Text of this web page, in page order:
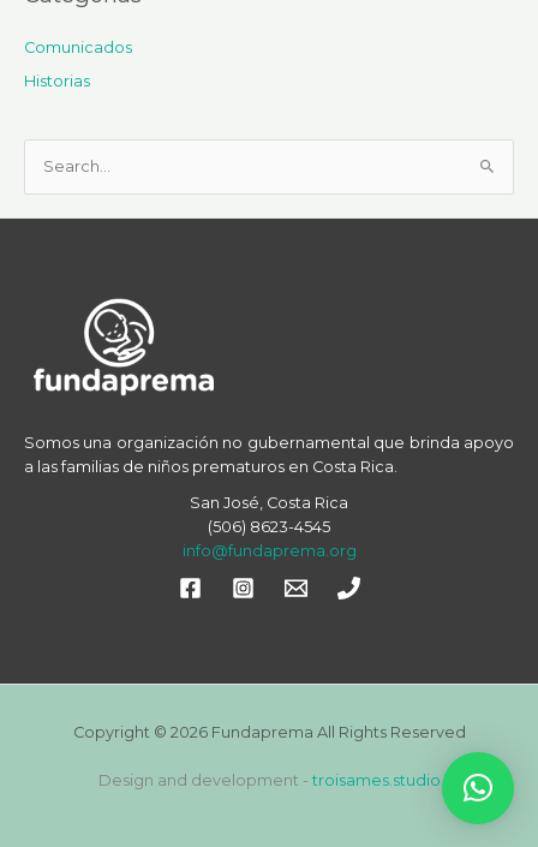
Comunicados
Historias
Somos una organización no gubernamental que brinda apoyo
a las familias de niños prematuros en Costa Rica.
San José, Costa Rica
(506) 8623-4545
info@fundaprema.org
Copyright © 2026 Fundaprema All Rights Reserved
Design and development - troisames.studio